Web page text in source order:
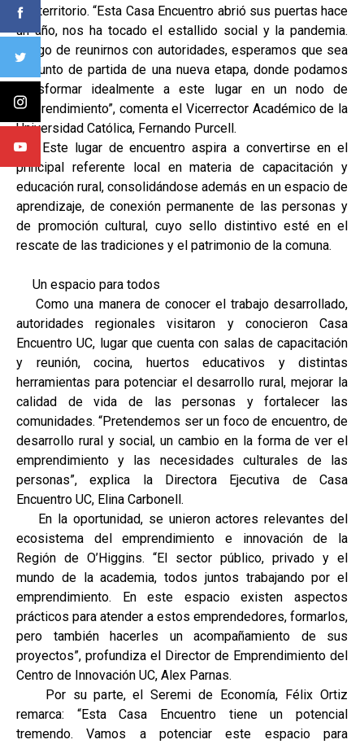
del territorio. “Esta Casa Encuentro abrió sus puertas hace
un año, nos ha tocado el estallido social y la pandemia.
Luego de reunirnos con autoridades, esperamos que sea
el punto de partida de una nueva etapa, donde podamos
transformar idealmente a este lugar en un nodo de
emprendimiento”, comenta el Vicerrector Académico de la
Universidad Católica, Fernando Purcell.
Este lugar de encuentro aspira a convertirse en el
principal referente local en materia de capacitación y
educación rural, consolidándose además en un espacio de
aprendizaje, de conexión permanente de las personas y
de promoción cultural, cuyo sello distintivo esté en el
rescate de las tradiciones y el patrimonio de la comuna.
Un espacio para todos
Como una manera de conocer el trabajo desarrollado,
autoridades regionales visitaron y conocieron Casa
Encuentro UC, lugar que cuenta con salas de capacitación
y reunión, cocina, huertos educativos y distintas
herramientas para potenciar el desarrollo rural, mejorar la
calidad de vida de las personas y fortalecer las
comunidades. “Pretendemos ser un foco de encuentro, de
desarrollo rural y social, un cambio en la forma de ver el
emprendimiento y las necesidades culturales de las
personas”, explica la Directora Ejecutiva de Casa
Encuentro UC, Elina Carbonell.
En la oportunidad, se unieron actores relevantes del
ecosistema del emprendimiento e innovación de la
Región de O’Higgins. “El sector público, privado y el
mundo de la academia, todos juntos trabajando por el
emprendimiento. En este espacio existen aspectos
prácticos para atender a estos emprendedores, formarlos,
pero también hacerles un acompañamiento de sus
proyectos”, profundiza el Director de Emprendimiento del
Centro de Innovación UC, Alex Parnas.
Por su parte, el Seremi de Economía, Félix Ortiz
remarca: “Esta Casa Encuentro tiene un potencial
tremendo. Vamos a potenciar este espacio para